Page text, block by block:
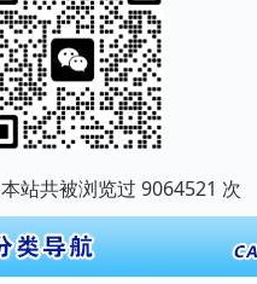
本站共被浏览过 9064521 次